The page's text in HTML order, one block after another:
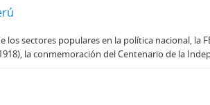
los sectores populares en la política nacional, la
la conmemoración del Centenario de la